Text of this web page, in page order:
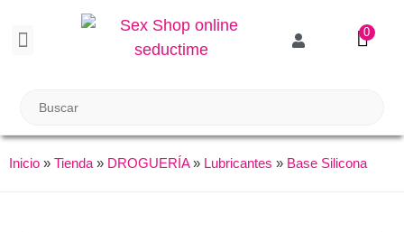
0
Inicio » Tienda » DROGUERÍA» Lubricantes » Base Silicona